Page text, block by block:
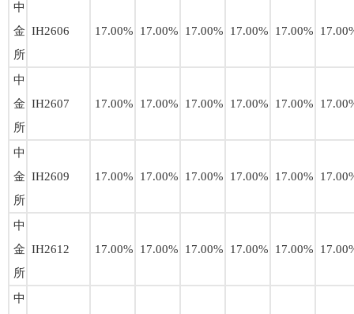
中
金
所
IH2606 17.00% 17.00% 17.00% 17.00% 17.00%
中
金
所
IH2607 17.00% 17.00% 17.00% 17.00% 17.00%
中
金
所
IH2609 17.00% 17.00% 17.00% 17.00% 17.00%
中
金
所
IH2612 17.00% 17.00% 17.00% 17.00% 17.00%
中